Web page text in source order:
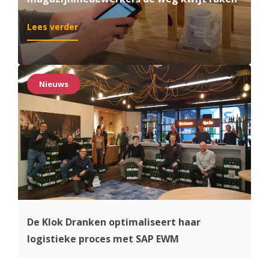
Lees verder:
Hoe
voorkomt
dat
magazijnmedewerkers
de
weg
kwijt
raken
Nieuws
De Klok Dranken optimaliseert haar
logistieke proces met SAP EWM